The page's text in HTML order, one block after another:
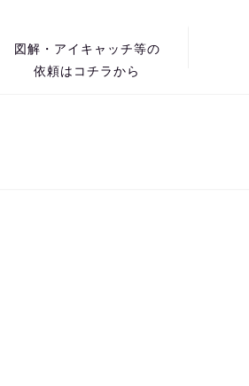
図解・アイキャッチ等の
依頼はコチラから